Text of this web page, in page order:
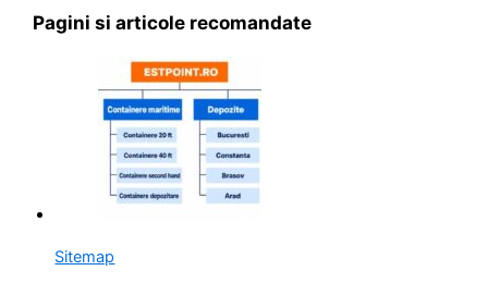
Pagini si articole recomandate
Sitemap